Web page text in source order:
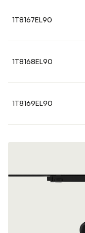
1T8167EL90
1T8168EL90
1T8169EL90